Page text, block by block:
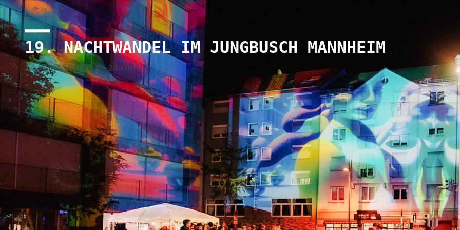
19. NACHTWANDEL IM JUNGBUSCH MANNHEIM
24.+25.10.2025, 19-24 Uhr